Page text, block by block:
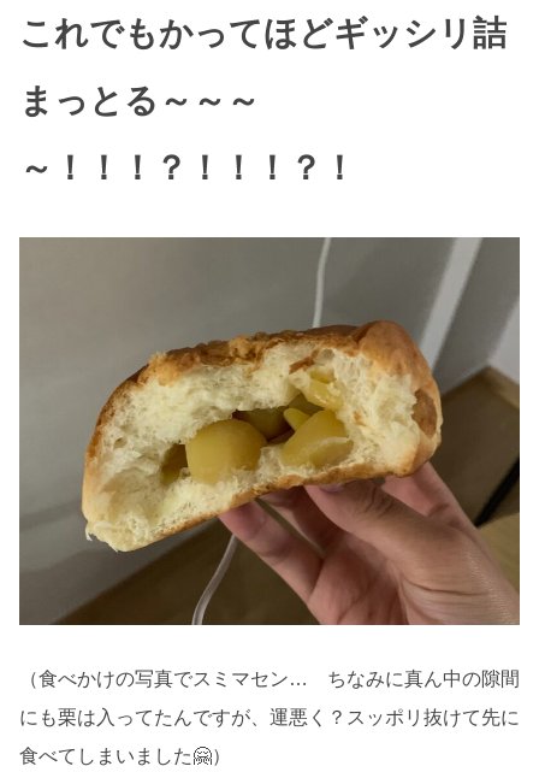
これでもかってほどギッシリ詰
まっとる～～～
～！！！？！！！？！
（食べかけの写真でスミマセン… ちなみに真ん中の隙間
にも栗は入ってたんですが、運悪く？スッポリ抜けて先に
食べてしまいました🤗）